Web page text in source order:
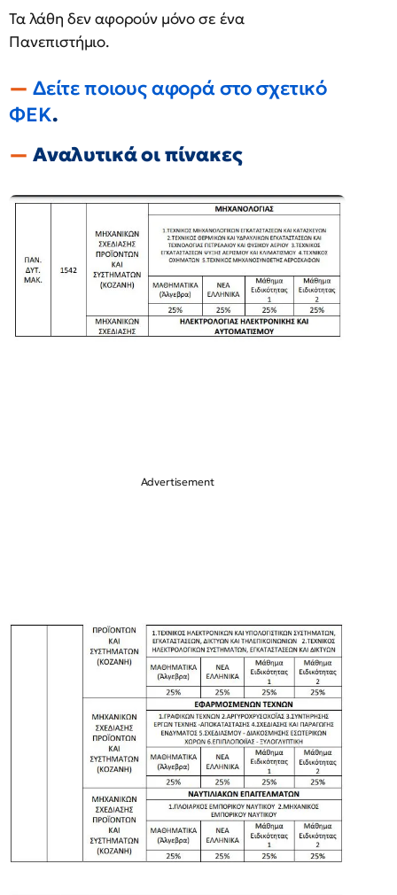
Τα λάθη δεν αφορούν μόνο σε ένα
Πανεπιστήμιο.
Δείτε ποιους αφορά στο σχετικό
ΦΕΚ.
Αναλυτικά οι πίνακες